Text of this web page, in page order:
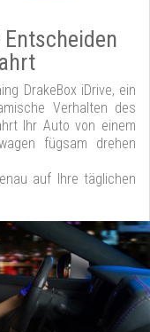
DrakeBox iDrive, ein
Verhalten des
Ihr Auto von einem
fügsam drehen
auf Ihre täglichen